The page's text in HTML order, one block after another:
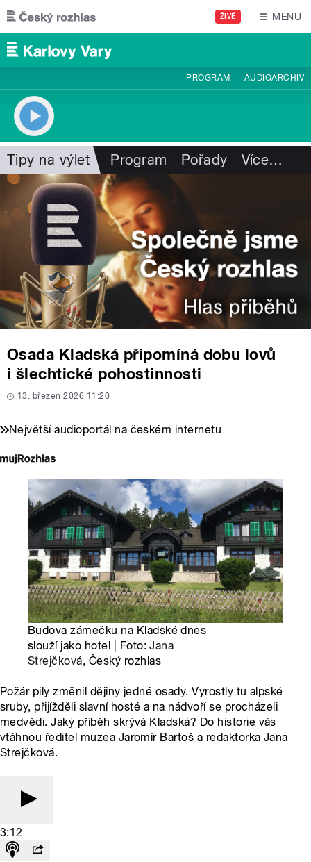
Přejít k hlavnímu obsahu
ŽIVĚ MENU
PROGRAM AUDIOARCHIV
Tipy na výlet Program Pořady Více…
Osada Kladská připomíná dobu lovů
i šlechtické pohostinnosti
13. březen 2026 11:20
Největší audioportál na českém internetu
Budova zámečku na Kladské dnes
slouží jako hotel | Foto:Jana
Strejčková, Český rozhlas
Požár pily změnil dějiny jedné osady. Vyrostly tu alpské
sruby, přijížděli slavní hosté a na nádvoří se procházeli
medvědi. Jaký příběh skrývá Kladská? Do historie vás
vtáhnou ředitel muzea Jaromír Bartoš a redaktorka Jana
Strejčková.
3:12